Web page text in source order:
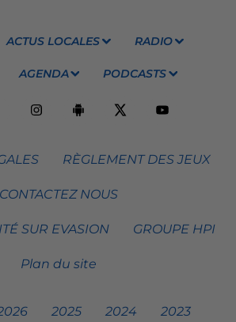
ACTUS LOCALES RADIO
AGENDA PODCASTS
RÈGLEMENT DES JEUX
CONTACTEZ NOUS
SUR EVASION GROUPE HPI
Plan du site
2025 2024 2023